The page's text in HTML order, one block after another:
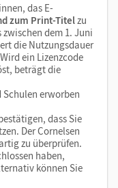
das E-
zum Print-Titelzu
zwischen dem 1. Juni
die Nutzungsdauer
ein Lizenzcode
beträgt die
Schulen erworben
dass Sie
Der Cornelsen
zu überprüfen.
haben,
können Sie